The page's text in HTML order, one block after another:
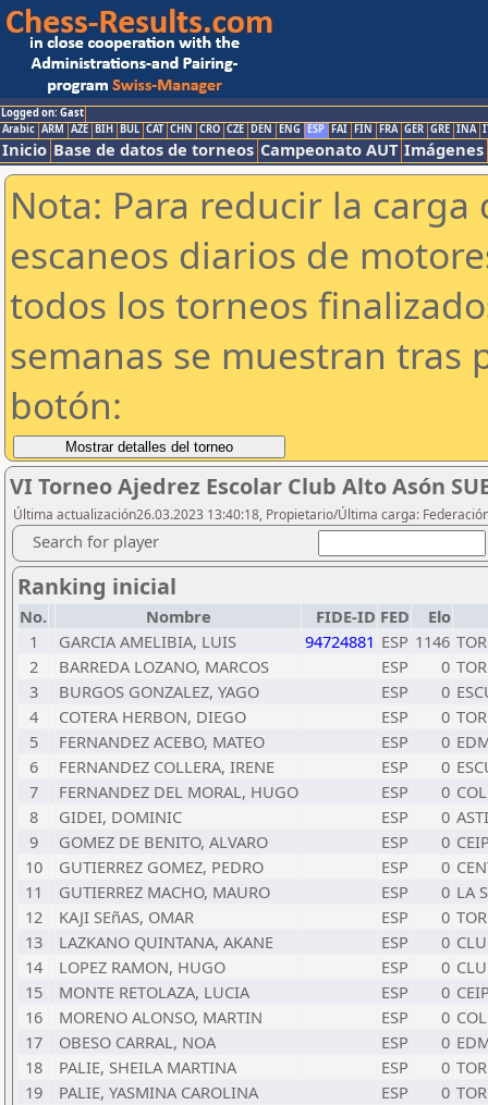
Logged on: Gast
Arabic ARM AZE BIH BUL CAT CHN CRO CZE DEN ENG ESP FAI FIN FRA GER GRE INA
Inicio Base de datos de torneos Campeonato AUT Imágenes
Nota: Para reducir la
escaneos diarios de
todos los torneos
semanas se muestran tras
botón:
VI Torneo Ajedrez Escolar Club Alto Asón
Última actualización26.03.2023 13:40:18, Propietario/Última carga:
Search for player
Ranking inicial
No. Nombre FIDE-ID FED
Elo
1
GARCIA AMELIBIA, LUIS 94724881 ESP 1146
2
BARREDA LOZANO, MARCOS ESP 0
3
BURGOS GONZALEZ, YAGO ESP 0
4
COTERA HERBON, DIEGO ESP 0
5
FERNANDEZ ACEBO, MATEO ESP 0
6
FERNANDEZ COLLERA, IRENE ESP 0
7
FERNANDEZ DEL MORAL, HUGO ESP 0
8
GIDEI, DOMINIC ESP 0
9
GOMEZ DE BENITO, ALVARO ESP 0
10
GUTIERREZ GOMEZ, PEDRO ESP 0
11
GUTIERREZ MACHO, MAURO ESP 0 LA
12
KAJI SEñAS, OMAR ESP 0
13
LAZKANO QUINTANA, AKANE ESP 0
14
LOPEZ RAMON, HUGO ESP 0
15
MONTE RETOLAZA, LUCIA ESP 0
16
MORENO ALONSO, MARTIN ESP 0
17
OBESO CARRAL, NOA ESP 0
18
PALIE, SHEILA MARTINA ESP 0
19
PALIE, YASMINA CAROLINA ESP 0